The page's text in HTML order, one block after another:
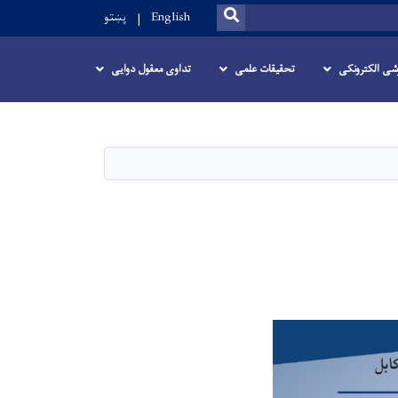
SEARCH
English پښتو
الکترونکی تحقیقات علمی تداوی معقول دوایی